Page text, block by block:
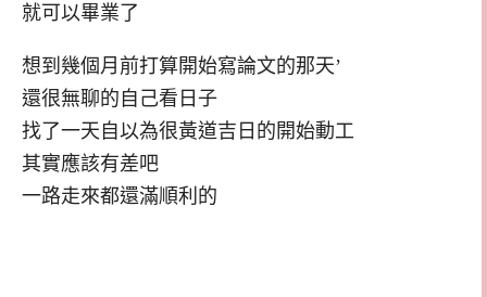
就可以畢業了
想到幾個月前打算開始寫論文的那天’
還很無聊的自己看日子
找了一天自以為很黃道吉日的開始動工
其實應該有差吧
一路走來都還滿順利的